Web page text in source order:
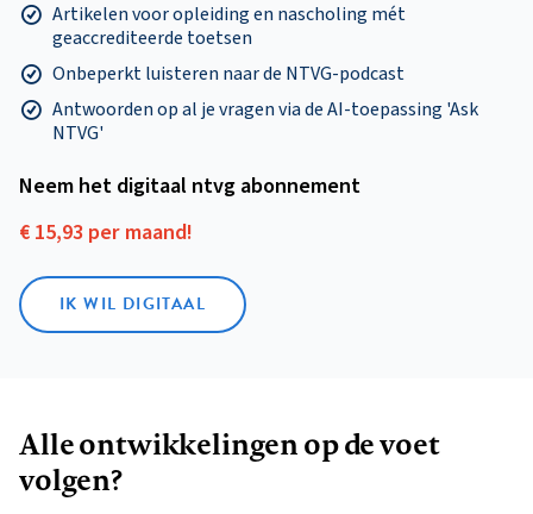
Artikelen voor opleiding en nascholing mét
geaccrediteerde toetsen
Onbeperkt luisteren naar de NTVG-podcast
Antwoorden op al je vragen via de AI-toepassing 'Ask
NTVG'
Neem het digitaal ntvg abonnement
€ 15,93 per maand!
IK WIL DIGITAAL
Alle ontwikkelingen op de voet
volgen?